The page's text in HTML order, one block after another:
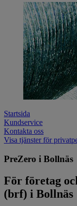
Startsida
Kundservice
Kontakta oss
Visa tjänster för
PreZero i Bollnäs
För företag
(brf) i Bollnäs